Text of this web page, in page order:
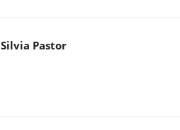
Silvia Pastor